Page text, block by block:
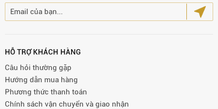
HỖ TRỢ KHÁCH HÀNG
Câu hỏi thường gặp
Hướng dẫn mua hàng
Phương thức thanh toán
Chính sách vận chuyển và giao nhận